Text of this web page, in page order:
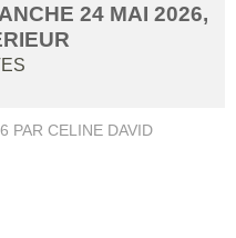
24 MAI 2026,
PAR CELINE DAVID